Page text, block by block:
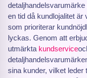
en tid då kundlojalitet
som prioriterar
lyckas. Genom att
utmärkta kundservice
sina kunder, vilket leder